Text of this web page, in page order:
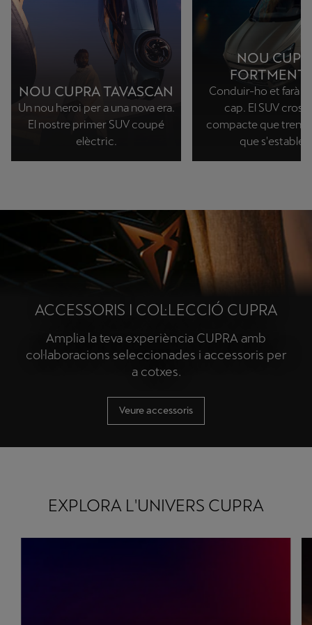
NOU CUPRA TAVASCAN
Un nou heroi per a una nova era.
El nostre primer SUV coupé
elèctric.
NOU
Conduir-ho et farà
cap. El SUV
compacte que
que
ACCESSORIS I COL·LECCIÓ CUPRA
Amplia la teva experiència CUPRA amb
col·laboracions seleccionades i accessoris per
a cotxes.
Veure accessoris
EXPLORA L'UNIVERS CUPRA